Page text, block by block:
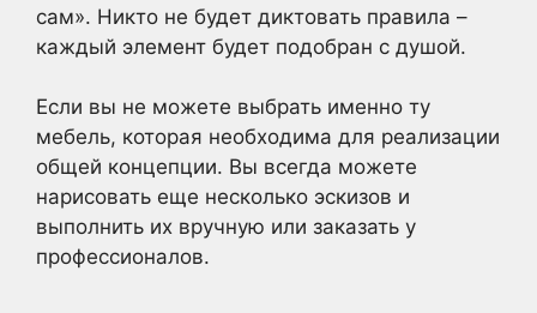
сам». Никто не будет диктовать правила –
каждый элемент будет подобран с душой.
Если вы не можете выбрать именно ту
мебель, которая необходима для реализации
общей концепции. Вы всегда можете
нарисовать еще несколько эскизов и
выполнить их вручную или заказать у
профессионалов.